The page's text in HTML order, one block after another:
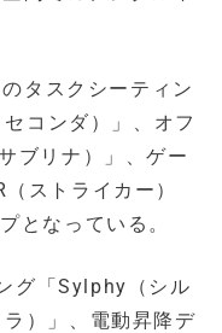
タスクシーティン
コンダ）」、オフ
ブリナ）」、ゲー
ストライカー）
となっている。
グ「Sylphy（シル
）」、電動昇降デ